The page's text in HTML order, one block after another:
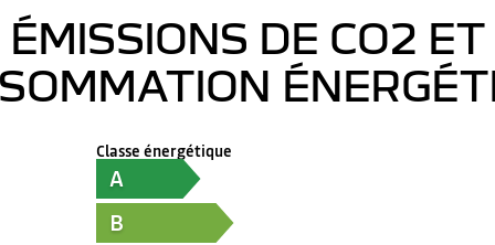
ÉMISSIONS DE CO2 ET
Classe énergétique
A
B